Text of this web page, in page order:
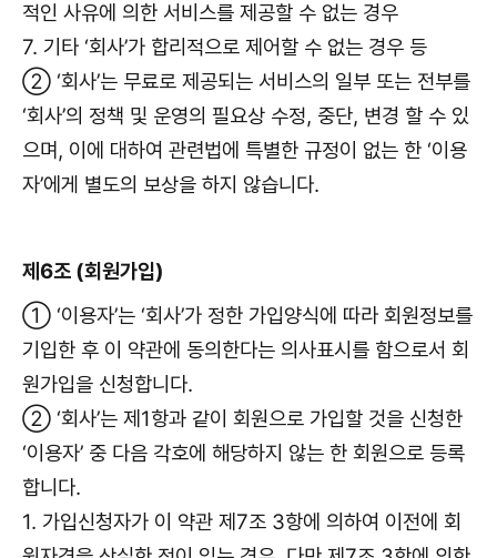
적인 사유에 의한 서비스를 제공할 수 없는 경우
7. 기타 ‘회사’가 합리적으로 제어할 수 없는 경우 등
② ‘회사’는 무료로 제공되는 서비스의 일부 또는 전부를
‘회사’의 정책 및 운영의 필요상 수정, 중단, 변경 할 수 있
으며, 이에 대하여 관련법에 특별한 규정이 없는 한 ‘이용
자’에게 별도의 보상을 하지 않습니다.
제6조 (회원가입)
① ‘이용자’는 ‘회사’가 정한 가입양식에 따라 회원정보를
기입한 후 이 약관에 동의한다는 의사표시를 함으로서 회
원가입을 신청합니다.
② ‘회사’는 제1항과 같이 회원으로 가입할 것을 신청한
‘이용자’ 중 다음 각호에 해당하지 않는 한 회원으로 등록
합니다.
1. 가입신청자가 이 약관 제7조 3항에 의하여 이전에 회